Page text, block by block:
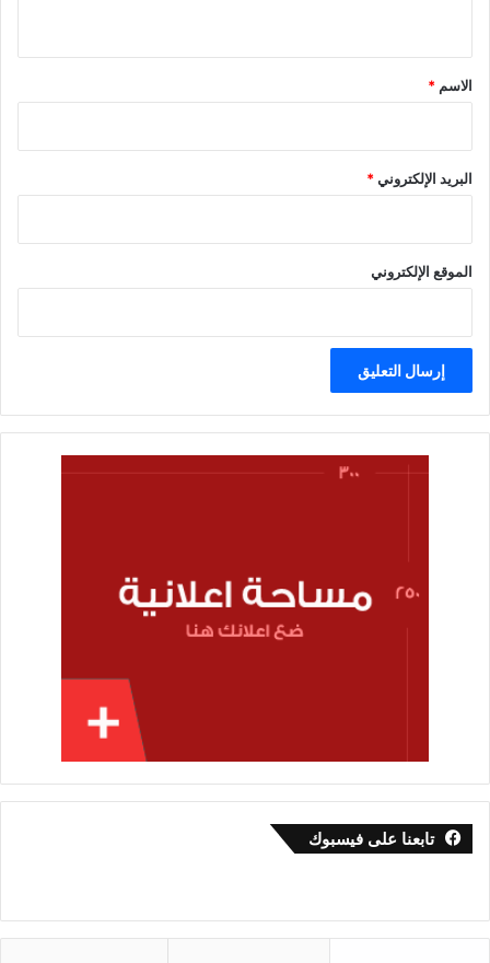
*
الاسم *
البريد الإلكتروني*
الموقع الإلكتروني
تابعنا على فيسبوك